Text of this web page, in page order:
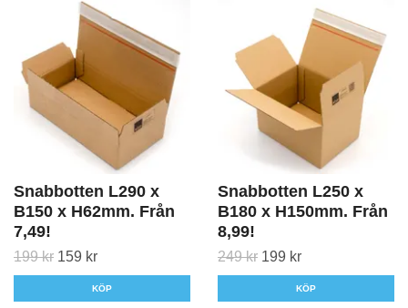
Snabbotten L290 x
B150 x H62mm. Från
7,49!
199 kr 159 kr
KÖP
Snabbotten L250 x
B180 x H150mm. Från
8,99!
249 kr 199 kr
KÖP